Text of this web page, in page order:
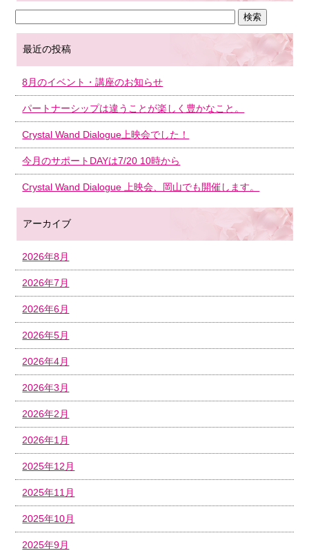
最近の投稿
8月のイベント・講座のお知らせ
パートナーシップは違うことが楽しく豊かなこと。
Crystal Wand Dialogue上映会でした！
今月のサポートDAYは7/20 10時から
Crystal Wand Dialogue 上映会、岡山でも開催します。
アーカイブ
2026年8月
2026年7月
2026年6月
2026年5月
2026年4月
2026年3月
2026年2月
2026年1月
2025年12月
2025年11月
2025年10月
2025年9月